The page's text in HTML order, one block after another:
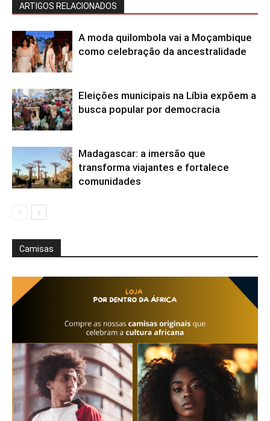
ARTIGOS RELACIONADOS
A moda quilombola vai a Moçambique
como celebração da ancestralidade
Eleições municipais na Líbia expõem a
busca popular por democracia
Madagascar: a imersão que
transforma viajantes e fortalece
comunidades
Camisas